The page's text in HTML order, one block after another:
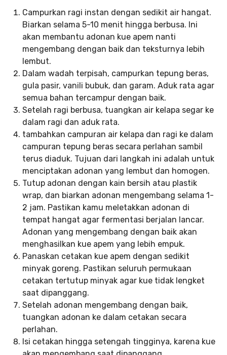
Campurkan ragi instan dengan sedikit air hangat.
Biarkan selama 5-10 menit hingga berbusa. Ini
akan membantu adonan kue apem nanti
mengembang dengan baik dan teksturnya lebih
lembut.
Dalam wadah terpisah, campurkan tepung beras,
gula pasir, vanili bubuk, dan garam. Aduk rata agar
semua bahan tercampur dengan baik.
Setelah ragi berbusa, tuangkan air kelapa segar ke
dalam ragi dan aduk rata.
tambahkan campuran air kelapa dan ragi ke dalam
campuran tepung beras secara perlahan sambil
terus diaduk. Tujuan dari langkah ini adalah untuk
menciptakan adonan yang lembut dan homogen.
Tutup adonan dengan kain bersih atau plastik
wrap, dan biarkan adonan mengembang selama 1-
2 jam. Pastikan kamu meletakkan adonan di
tempat hangat agar fermentasi berjalan lancar.
Adonan yang mengembang dengan baik akan
menghasilkan kue apem yang lebih empuk.
Panaskan cetakan kue apem dengan sedikit
minyak goreng. Pastikan seluruh permukaan
cetakan tertutup minyak agar kue tidak lengket
saat dipanggang.
Setelah adonan mengembang dengan baik,
tuangkan adonan ke dalam cetakan secara
perlahan.
Isi cetakan hingga setengah tingginya, karena kue